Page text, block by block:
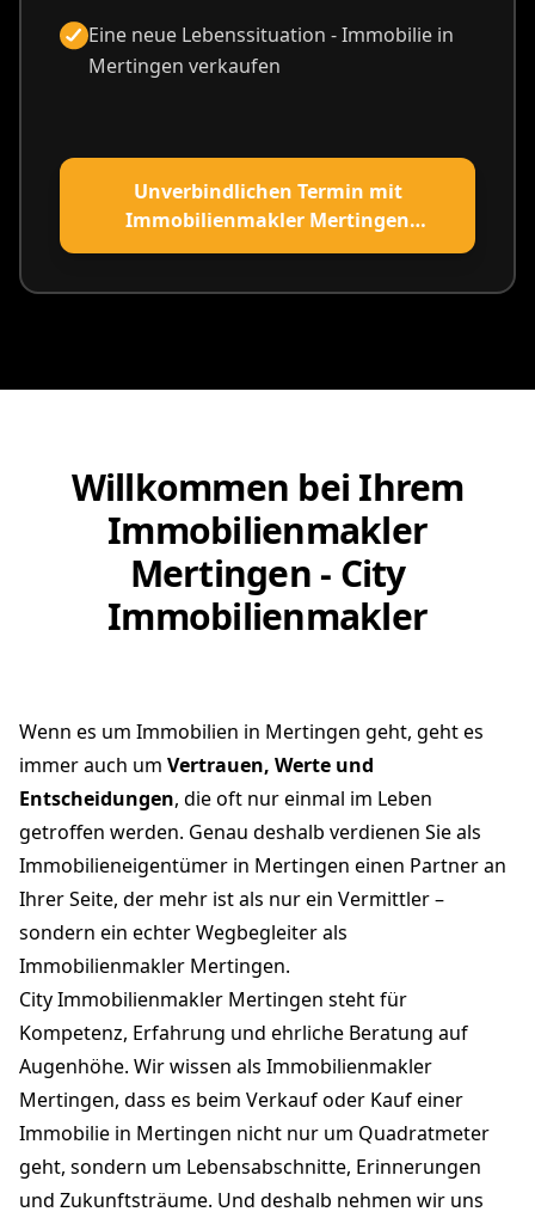
Eine neue Lebenssituation - Immobilie in
Mertingen verkaufen
Unverbindlichen Termin mit
Immobilienmakler Mertingen
vereinbaren
Willkommen bei Ihrem
Immobilienmakler
Mertingen - City
Immobilienmakler
Wenn es um Immobilien in Mertingen geht, geht es
immer auch um Vertrauen, Werte und
Entscheidungen, die oft nur einmal im Leben
getroffen werden. Genau deshalb verdienen Sie als
Immobilieneigentümer in Mertingen einen Partner an
Ihrer Seite, der mehr ist als nur ein Vermittler –
sondern ein echter Wegbegleiter als
Immobilienmakler Mertingen.
City Immobilienmakler Mertingen steht für
Kompetenz, Erfahrung und ehrliche Beratung auf
Augenhöhe. Wir wissen als Immobilienmakler
Mertingen, dass es beim Verkauf oder Kauf einer
Immobilie in Mertingen nicht nur um Quadratmeter
geht, sondern um Lebensabschnitte, Erinnerungen
und Zukunftsträume. Und deshalb nehmen wir uns